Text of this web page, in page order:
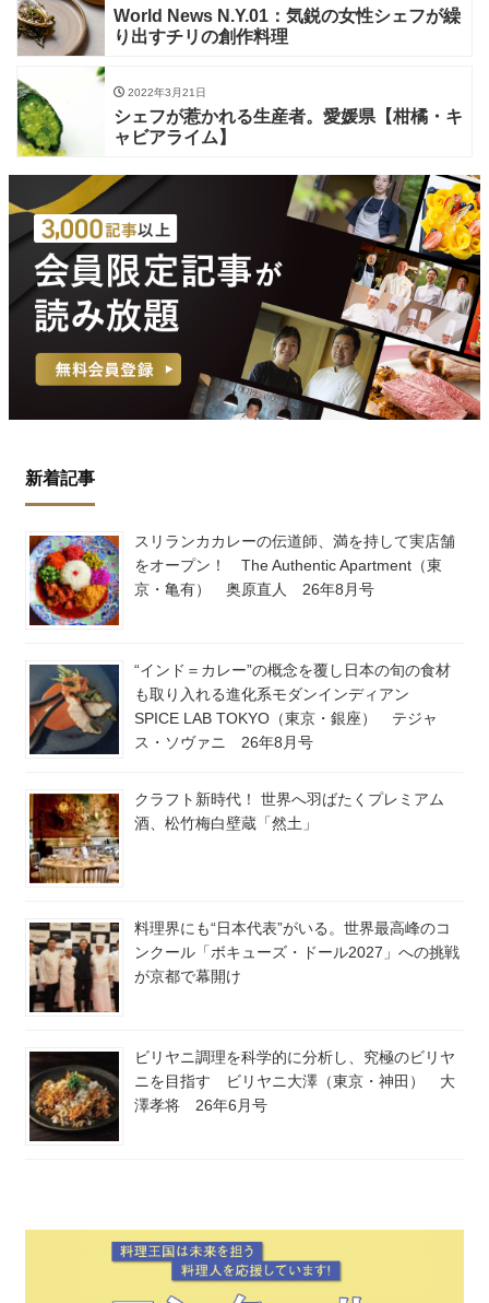
World News N.Y.01：気鋭の女性シェフが繰
り出すチリの創作料理
2022年3月21日
シェフが惹かれる生産者。愛媛県【柑橘・キ
ャビアライム】
新着記事
スリランカカレーの伝道師、満を持して実店舗
をオープン！ The Authentic Apartment（東
京・亀有） 奥原直人 26年8月号
“インド＝カレー”の概念を覆し日本の旬の食材
も取り入れる進化系モダンインディアン
SPICE LAB TOKYO（東京・銀座） テジャ
ス・ソヴァニ 26年8月号
クラフト新時代！ 世界へ羽ばたくプレミアム
酒、松竹梅白壁蔵「然土」
料理界にも“日本代表”がいる。世界最高峰のコ
ンクール「ボキューズ・ドール2027」への挑戦
が京都で幕開け
ビリヤニ調理を科学的に分析し、究極のビリヤ
ニを目指す ビリヤニ大澤（東京・神田） 大
澤孝将 26年6月号